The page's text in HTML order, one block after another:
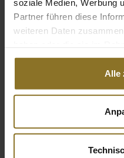
soziale Medien, Werbung
Partner führen diese
weiteren Daten
gesammelt haben.
Alle